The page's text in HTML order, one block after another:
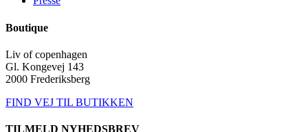
Boutique
Liv of copenhagen
Gl. Kongevej 143
2000 Frederiksberg
FIND VEJ TIL BUTIKKEN
TILMELD NYHEDSBREV